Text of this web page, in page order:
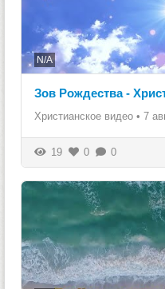
N/A
Зов Рождества -
Христианское видео • 7
19 0 0